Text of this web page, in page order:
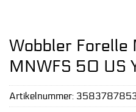
Wobbler Forelle
MNWFS 50 US
Artikelnummer: